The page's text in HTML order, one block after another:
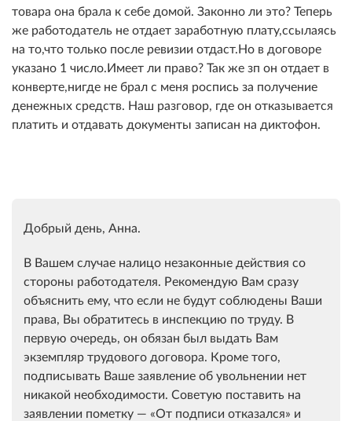
товара она брала к себе домой. Законно ли это? Теперь
же работодатель не отдает заработную плату,ссылаясь
на то,что только после ревизии отдаст.Но в договоре
указано 1 число.Имеет ли право? Так же зп он отдает в
конверте,нигде не брал с меня роспись за получение
денежных средств. Наш разговор, где он отказывается
платить и отдавать документы записан на диктофон.
Добрый день, Анна.
В Вашем случае налицо незаконные действия со
стороны работодателя. Рекомендую Вам сразу
объяснить ему, что если не будут соблюдены Ваши
права, Вы обратитесь в инспекцию по труду. В
первую очередь, он обязан был выдать Вам
экземпляр трудового договора. Кроме того,
подписывать Ваше заявление об увольнении нет
никакой необходимости. Советую поставить на
заявлении пометку — «От подписи отказался» и